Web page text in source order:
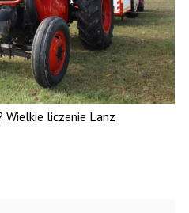
liczenie Lanz